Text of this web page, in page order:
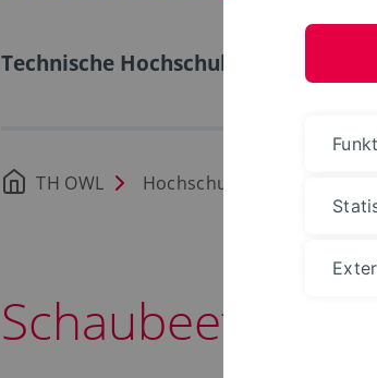
Technische Hochschule
TH OWL Hochschule
Schaubeete der